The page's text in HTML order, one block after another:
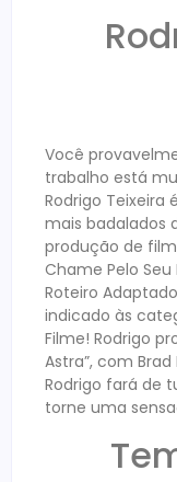
Você
trabalho está
Rodrigo Teixeira
mais badalados
produção de
Chame Pelo
Roteiro
indicado às
Filme! Rodrigo
Astra”, com
Rodrigo fará de
torne uma